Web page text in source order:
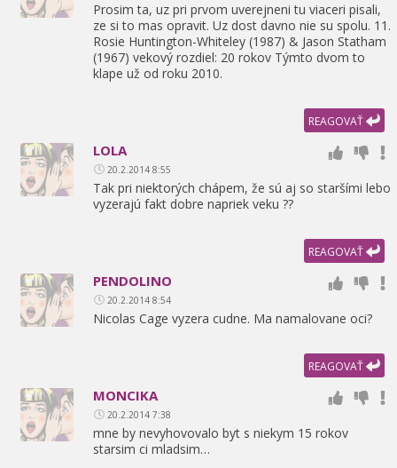
Prosim ta, uz pri prvom uverejneni tu viaceri pisali,
ze si to mas opravit. Uz dost davno nie su spolu. 11.
Rosie Huntington-Whiteley (1987) & Jason Statham
(1967) vekový rozdiel: 20 rokov Týmto dvom to
klape už od roku 2010.
REAGOVAŤ
LOLA
20.2.2014 8:55
Tak pri niektorých chápem, že sú aj so staršími lebo
vyzerajú fakt dobre napriek veku ??
REAGOVAŤ
PENDOLINO
20.2.2014 8:54
Nicolas Cage vyzera cudne. Ma namalovane oci?
REAGOVAŤ
MONCIKA
20.2.2014 7:38
mne by nevyhovovalo byt s niekym 15 rokov
starsim ci mladsim…